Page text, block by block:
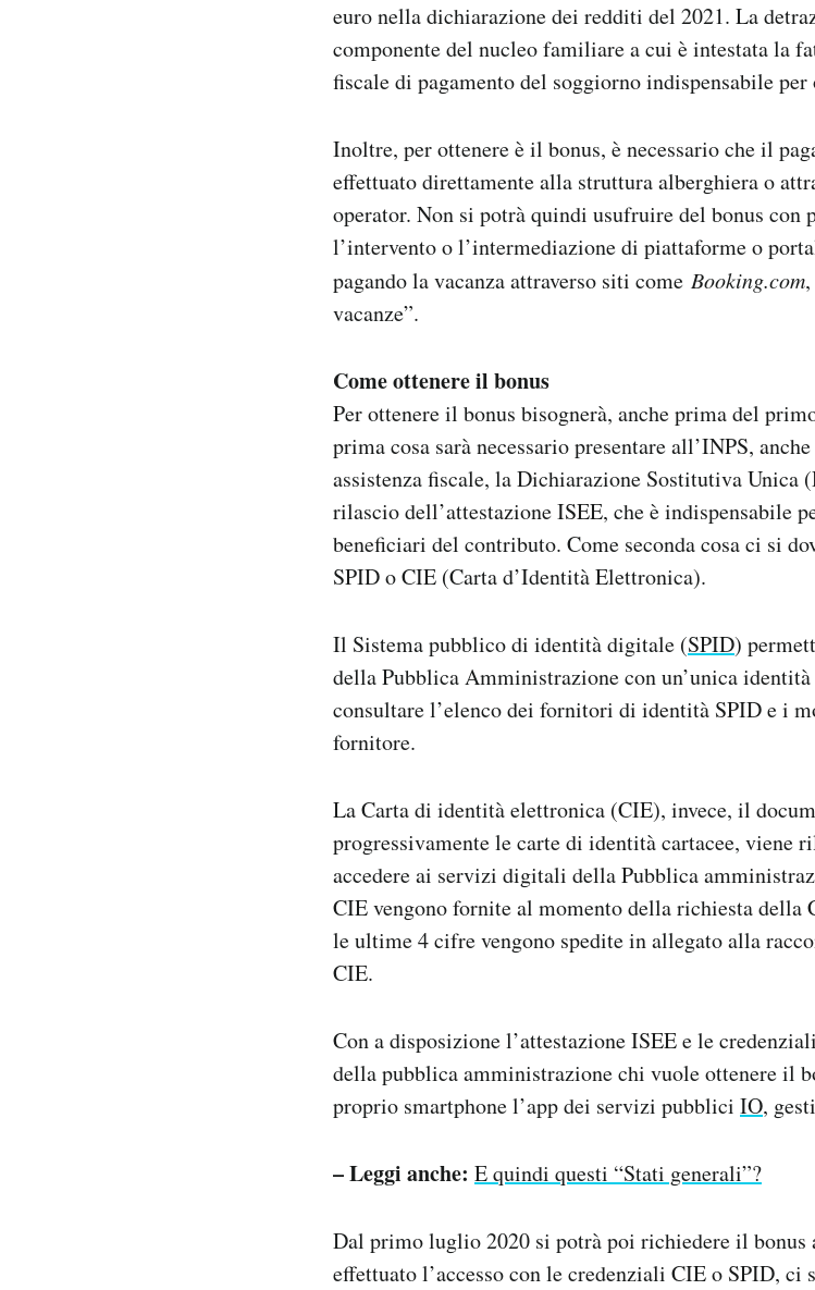
euro nella dichiarazione dei redditi del 2021. La
componente del nucleo familiare a cui è intestata la
fiscale di pagamento del soggiorno indispensabile
Inoltre, per ottenere è il bonus, è necessario che il
effettuato direttamente alla struttura alberghiera o
operator. Non si potrà quindi usufruire del bonus con
l’intervento o l’intermediazione di piattaforme o
pagando la vacanza attraverso siti come Booking.com
vacanze”.
Come ottenere il bonus
Per ottenere il bonus bisognerà, anche prima del
prima cosa sarà necessario presentare all’INPS,
assistenza fiscale, la Dichiarazione Sostitutiva Unica
rilascio dell’attestazione ISEE, che è indispensabile
beneficiari del contributo. Come seconda cosa ci si
SPID o CIE (Carta d’Identità Elettronica).
Il Sistema pubblico di identità digitale (SPID)
della Pubblica Amministrazione con un’unica
consultare l’elenco dei fornitori di identità SPID e i
fornitore.
La Carta di identità elettronica (CIE), invece, il
progressivamente le carte di identità cartacee, viene
accedere ai servizi digitali della Pubblica
CIE vengono fornite al momento della richiesta della
le ultime 4 cifre vengono spedite in allegato alla
CIE.
Con a disposizione l’attestazione ISEE e le
della pubblica amministrazione chi vuole ottenere il
proprio smartphone l’app dei servizi pubblici IO,
– Leggi anche: E quindi questi “Stati generali”?
Dal primo luglio 2020 si potrà poi richiedere il bonus
effettuato l’accesso con le credenziali CIE o SPID, ci